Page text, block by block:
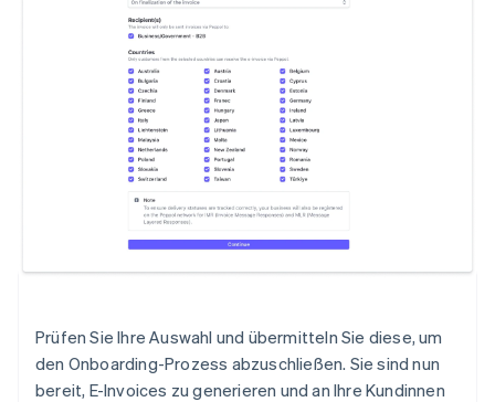
Prüfen Sie Ihre Auswahl und übermitteln Sie diese, um
den Onboarding-Prozess abzuschließen. Sie sind nun
bereit, E-Invoices zu generieren und an Ihre Kundinnen